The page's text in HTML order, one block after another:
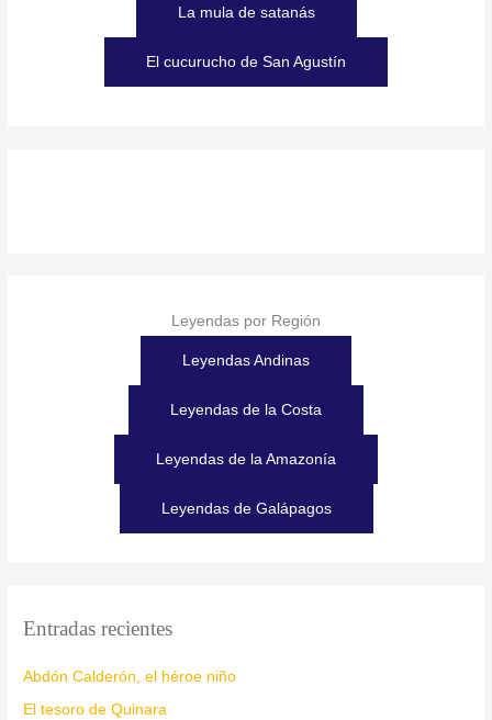
La mula de satanás
El cucurucho de San Agustín
Leyendas por Región
Leyendas Andinas
Leyendas de la Costa
Leyendas de la Amazonía
Leyendas de Galápagos
Entradas recientes
Abdón Calderón, el héroe niño
El tesoro de Quinara